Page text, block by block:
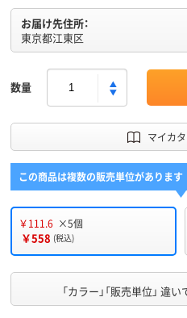
お届け先住所：
東京都江東区
数量
マイカ
この商品は複数の販売単位があります
￥111.6 ×5個
￥558 (税込)
「カラー」「販売単位」 違い